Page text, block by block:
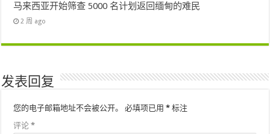
马来西亚开始筛查 5000 名计划返回缅甸的难民
2 周 ago
发表回复
您的电子邮箱地址不会被公开。 必填项已用* 标注
评论*